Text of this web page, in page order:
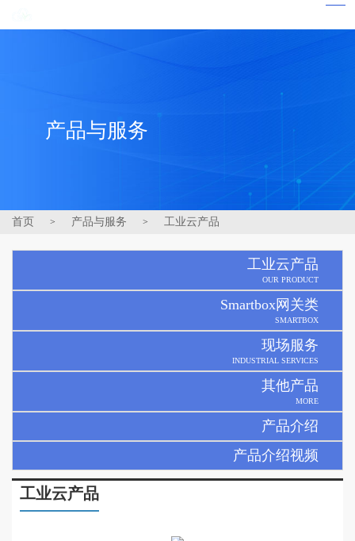
产品与服务
首页 > 产品与服务 > 工业云产品
工业云产品
OUR PRODUCT
Smartbox网关类
SMARTBOX
现场服务
INDUSTRIAL SERVICES
其他产品
MORE
产品介绍
产品介绍视频
工业云产品